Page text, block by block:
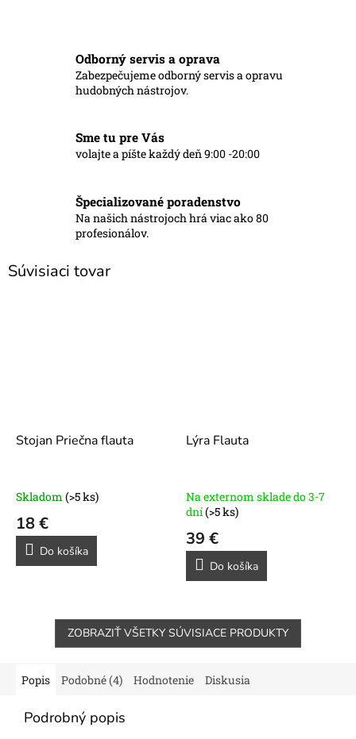
Odborný servis a oprava
Zabezpečujeme odborný servis a opravu
hudobných nástrojov.
Sme tu pre Vás
volajte a píšte každý deň 9:00 -20:00
Špecializované poradenstvo
Na našich nástrojoch hrá viac ako 80
profesionálov.
Súvisiaci tovar
Stojan Priečna flauta
Skladom (>5 ks)
18 €
Do košíka
Lýra Flauta
Na externom sklade do 3-7
dní(>5 ks)
39 €
Do košíka
ZOBRAZIŤ VŠETKY SÚVISIACE PRODUKTY
Popis Podobné (4) Hodnotenie Diskusia
Podrobný popis